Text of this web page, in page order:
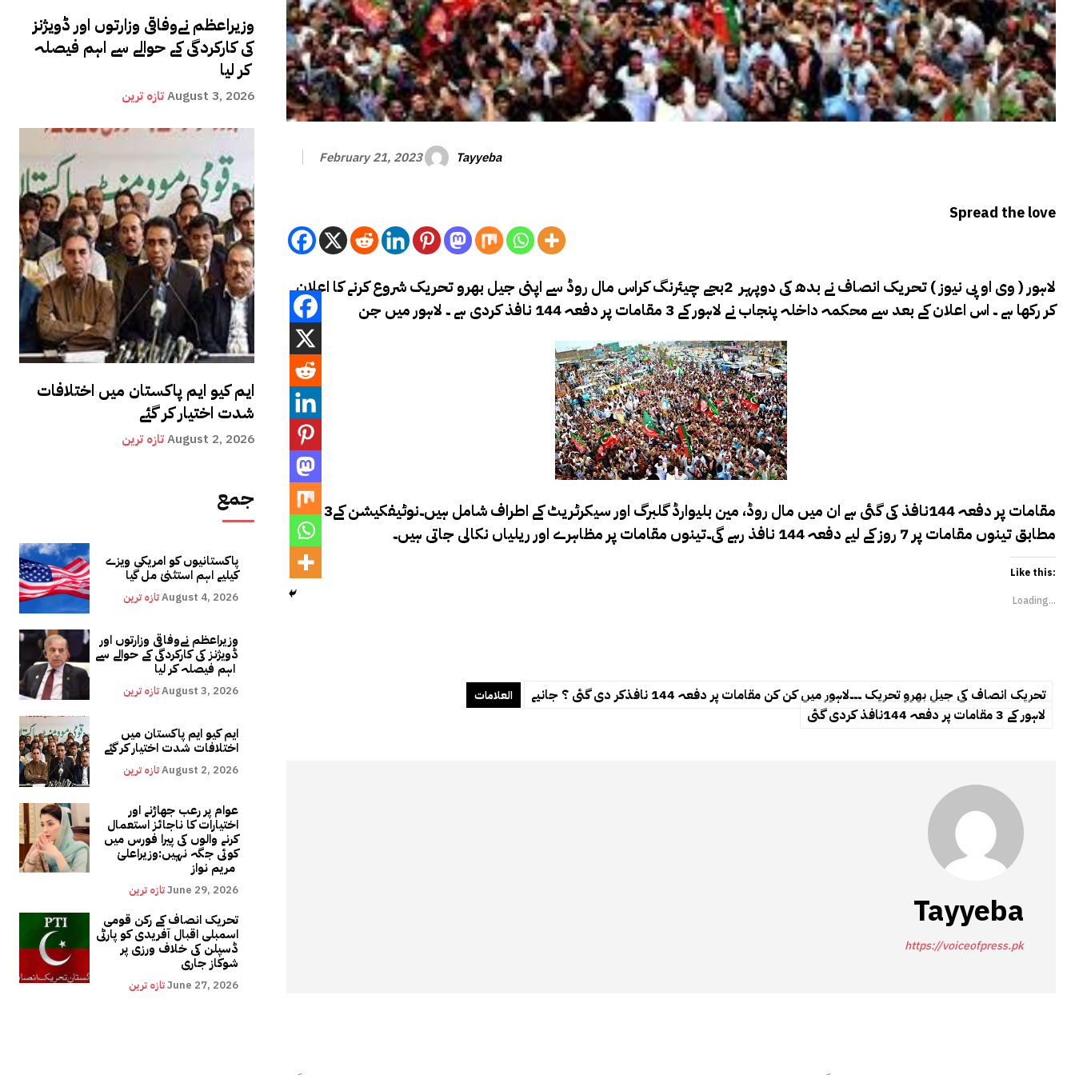
وزیراعظم نےوفاقی وزارتوں اور ڈویژنز
کی کارکردگی کے حوالے سے اہم فیصلہ
کر لیا
تازہ ترینAugust 3, 2026
ایم کیو ایم پاکستان میں اختلافات
شدت اختیار کر گئے
تازہ ترینAugust 2, 2026
جمع
پاکستانیوں کو امریکی ویزے
کیلیے اہم استثنیٰ مل گیا
تازہ ترینAugust 4, 2026
وزیراعظم نےوفاقی وزارتوں اور
ڈویژنز کی کارکردگی کے حوالے سے
تازہ ترینAugust 3, 2026
ایم کیو ایم پاکستان میں
اختلافات شدت اختیار کر گئے
تازہ ترینAugust 2, 2026
عوام پر رعب جھاڑنے اور
اختیارات کا ناجائز استعمال
کرنے والوں کی پیرا فورس میں
کوئی جگہ نہیں:وزیراعلیٰ
تازہ ترینJune 29, 2026
تحریک انصاف کے رکن قومی
اسمبلی اقبال آفریدی کو پارٹی
ڈسپلن کی خلاف ورزی پر
شوکاز جاری
تازہ ترینJune 27, 2026
February 21, 2023 Tayyeba
Spread the love
لاہور ( وی او پی نیوز ) تحریک انصاف نے بدھ کی دوپہر 2بجے چیئرنگ کراس مال روڈ سے اپنی جیل بھرو تحریک شروع کرنے کا اعلان
کر رکھا ہے ۔ اس اعلان کے بعد سے محکمہ داخلہ پنجاب نے لاہور کے 3 مقامات پر دفعہ 144 نافذ کردی ہے ۔ لاہور میں جن
3مقامات پر دفعہ 144نافذ کی گئی ہے ان میں مال روڈ، مین بلیوارڈ گلبرگ اور سیکرٹریٹ کے اطراف شامل ہیں۔نوٹیفکیشن کے
مطابق تینوں مقامات پر 7 روز کے لیے دفعہ 144 نافذ رہے گی۔تینوں مقامات پر مظاہرے اور ریلیاں نکالی جاتی ہیں۔
Like this:
Loading...
العلامات
تحریک انصاف کی جیل بھرو تحریک ۔۔۔لاہور میں کن کن مقامات پر دفعہ 144 نافذکر دی گئی ؟ جانیے
لاہور کے 3 مقامات پر دفعہ 144نافذ کردی گئی
Tayyeba
https://voiceofpress.pk